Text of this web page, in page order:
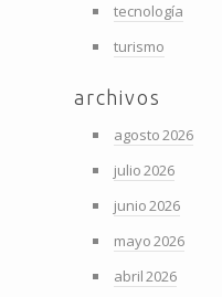
tecnología
turismo
archivos
agosto 2026
julio 2026
junio 2026
mayo 2026
abril 2026